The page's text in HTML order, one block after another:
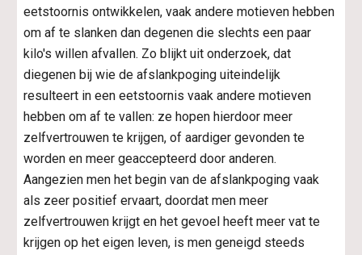
eetstoornis ontwikkelen, vaak andere motieven hebben
om af te slanken dan degenen die slechts een paar
kilo's willen afvallen. Zo blijkt uit onderzoek, dat
diegenen bij wie de afslankpoging uiteindelijk
resulteert in een eetstoornis vaak andere motieven
hebben om af te vallen: ze hopen hierdoor meer
zelfvertrouwen te krijgen, of aardiger gevonden te
worden en meer geaccepteerd door anderen.
Aangezien men het begin van de afslankpoging vaak
als zeer positief ervaart, doordat men meer
zelfvertrouwen krijgt en het gevoel heeft meer vat te
krijgen op het eigen leven, is men geneigd steeds